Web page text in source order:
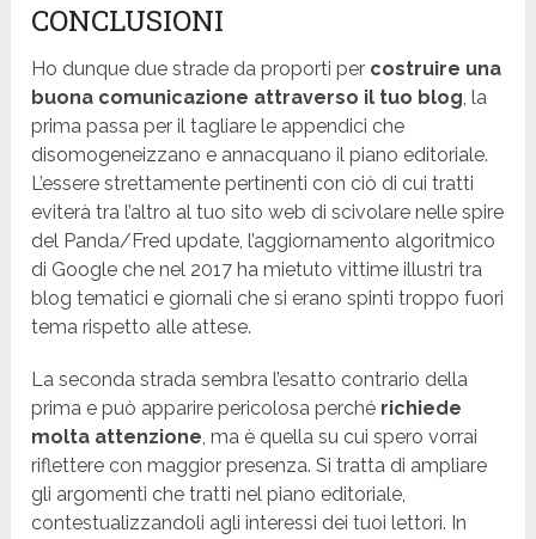
CONCLUSIONI
Ho dunque due strade da proporti per costruire una
buona comunicazione attraverso il tuo blog, la
prima passa per il tagliare le appendici che
disomogeneizzano e annacquano il piano editoriale.
L’essere strettamente pertinenti con ciò di cui tratti
eviterà tra l’altro al tuo sito web di scivolare nelle spire
del Panda/Fred update, l’aggiornamento algoritmico
di Google che nel 2017 ha mietuto vittime illustri tra
blog tematici e giornali che si erano spinti troppo fuori
tema rispetto alle attese.
La seconda strada sembra l’esatto contrario della
prima e può apparire pericolosa perché richiede
molta attenzione, ma è quella su cui spero vorrai
riflettere con maggior presenza. Si tratta di ampliare
gli argomenti che tratti nel piano editoriale,
contestualizzandoli agli interessi dei tuoi lettori. In